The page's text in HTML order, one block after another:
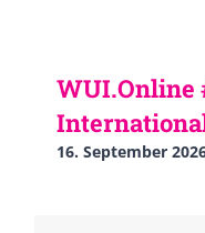
WUI.Online
16. September